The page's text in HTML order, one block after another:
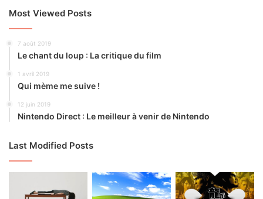
Most Viewed Posts
7 août 2019
Le chant du loup : La critique du film
1 avril 2019
Qui mème me suive !
12 juin 2019
Nintendo Direct : Le meilleur à venir de Nintendo
Last Modified Posts